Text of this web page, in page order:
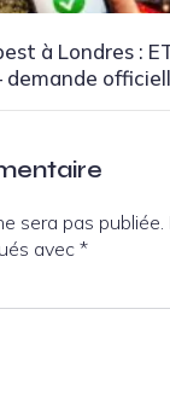
à Londres :
sera pas publiée.
avec *